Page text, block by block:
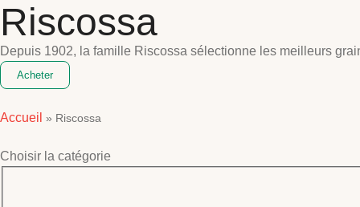
Riscossa
Depuis 1902, la famille Riscossa sélectionne les meilleurs
Acheter
Accueil » Riscossa
Choisir la catégorie